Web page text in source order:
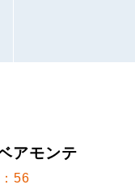
アモンテ
56